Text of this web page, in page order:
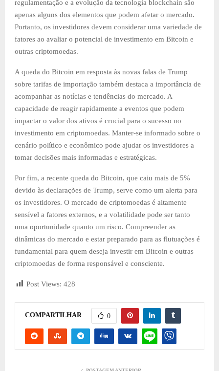
regulamentação e a evolução da tecnologia blockchain são
apenas alguns dos elementos que podem afetar o mercado.
Portanto, os investidores devem considerar uma variedade de
fatores ao avaliar o potencial de investimento em Bitcoin e
outras criptomoedas.
A queda do Bitcoin em resposta às novas falas de Trump
sobre tarifas de importação também destaca a importância de
acompanhar as notícias e tendências do mercado. A
capacidade de reagir rapidamente a eventos que podem
impactar o valor dos ativos é crucial para o sucesso no
investimento em criptomoedas. Manter-se informado sobre o
cenário político e econômico pode ajudar os investidores a
tomar decisões mais informadas e estratégicas.
Por fim, a recente queda do Bitcoin, que caiu mais de 5%
devido às declarações de Trump, serve como um alerta para
os investidores. O mercado de criptomoedas é altamente
sensível a fatores externos, e a volatilidade pode ser tanto
uma oportunidade quanto um risco. Compreender as
dinâmicas do mercado e estar preparado para as flutuações é
fundamental para quem deseja investir em Bitcoin e outras
criptomoedas de forma responsável e consciente.
Post Views: 428
COMPARTILHAR 0